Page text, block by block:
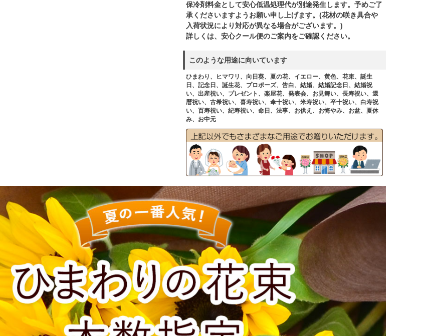
保冷剤料金として安心低温処理代が別途発生します。予めご了
承くださいますようお願い申し上げます。(花材の咲き具合や
入荷状況により対応が異なる場合がございます。)
詳しくは、安心クール便のご案内をご確認ください。
このような用途に向いています
ひまわり、ヒマワリ、向日葵、夏の花、イエロー、黄色、花束、誕生
日、記念日、誕生花、プロポーズ、告白、結婚、結婚記念日、結婚祝
い、出産祝い、プレゼント、楽屋花、発表会、お見舞い、長寿祝い、還
暦祝い、古希祝い、喜寿祝い、傘十祝い、米寿祝い、卒十祝い、白寿祝
い、百寿祝い、紀寿祝い、命日、法事、お供え、お悔やみ、お盆、夏休
み、お中元